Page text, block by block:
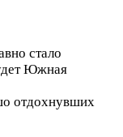
стало
Южная
отдохнувших